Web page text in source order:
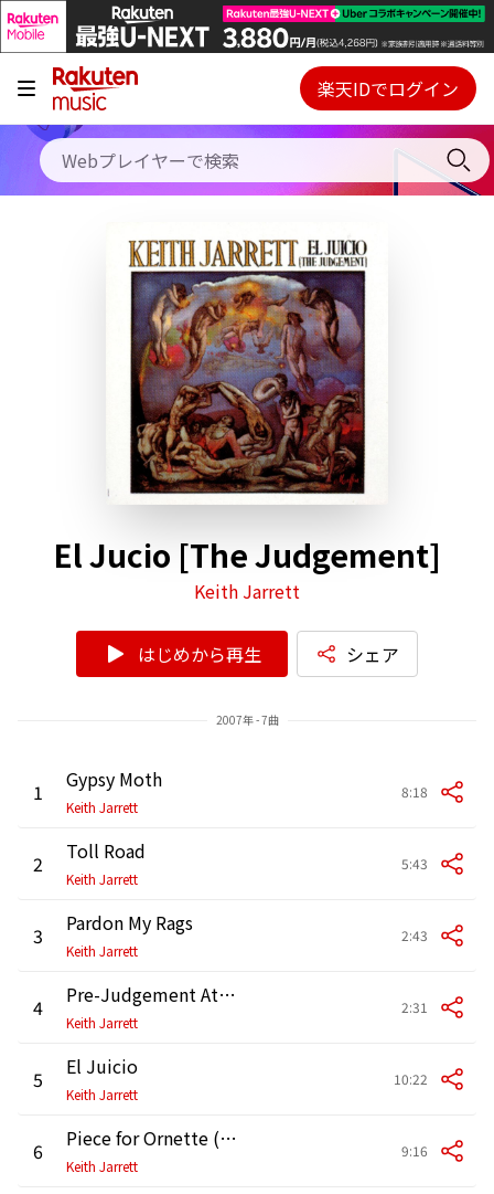
キャンペーン
料金プラン
使い方
初回30日間無料お試し
Webプレイヤー
ご契約内容の確認・変更
楽天IDでログイン
El Jucio [The Judgement]
Keith Jarrett
はじめから再生 シェア
2007年 - 7曲
1 Gypsy Moth
Keith Jarrett
8:18
2 Toll Road
Keith Jarrett
5:43
3 Pardon My Rags
Keith Jarrett
2:43
4 Pre-Judgement Atmosphere
Keith Jarrett
2:31
5 El Juicio
Keith Jarrett
10:22
6 Piece for Ornette (L. V.)
Keith Jarrett
9:16